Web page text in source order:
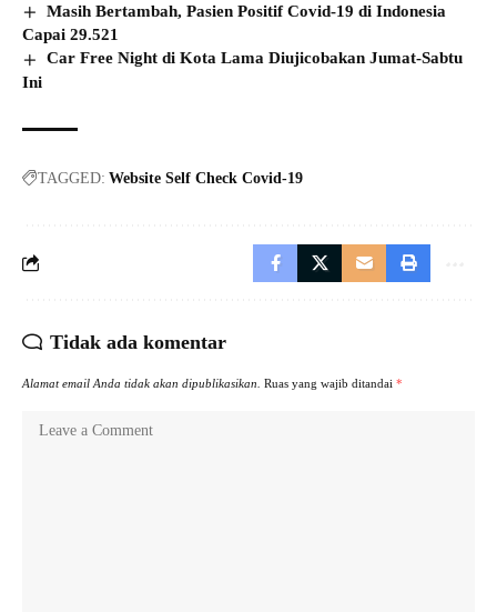
Masih Bertambah, Pasien Positif Covid-19 di Indonesia
Capai 29.521
Car Free Night di Kota Lama Diujicobakan Jumat-Sabtu
Ini
TAGGED: Website Self Check Covid-19
Tidak ada komentar
Alamat email Anda tidak akan dipublikasikan. Ruas yang wajib ditandai *